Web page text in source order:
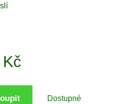
Kč
Dostupné